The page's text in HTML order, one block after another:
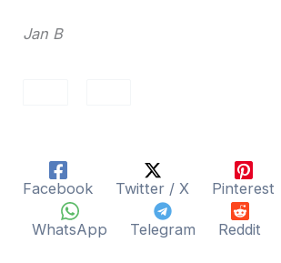
Jan B
Facebook Twitter / X Pinterest
WhatsApp Telegram Reddit